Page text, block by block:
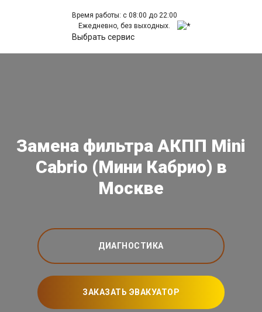
Время работы: с 08:00 до 22:00
Ежедневно, без выходных.
Выбрать сервис
Замена фильтра АКПП Mini
Cabrio (Мини Кабрио) в
Москве
ДИАГНОСТИКА
ЗАКАЗАТЬ ЭВАКУАТОР